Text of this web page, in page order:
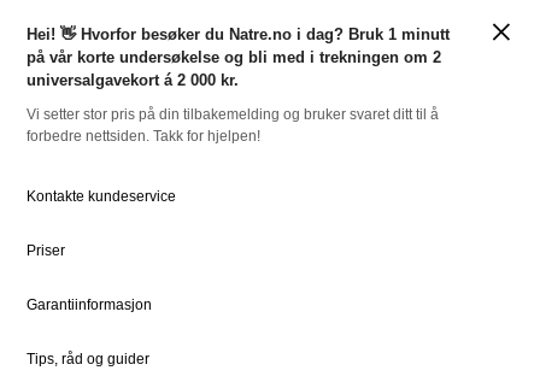
Tilpasninger
Nyheter
RESSURSER
Slik bestiller du
Priser
Dokumentsenter
STØTTE
Hei! 👋 Hvorfor besøker du Natre.no i dag? Bruk 1 minutt
på vår korte undersøkelse og bli med i trekningen om 2
universalgavekort á 2 000 kr.
Vi setter stor pris på din tilbakemelding og bruker svaret ditt til å
forbedre nettsiden. Takk for hjelpen!
Kontakte kundeservice
Priser
Garantiinformasjon
Tips, råd og guider
×